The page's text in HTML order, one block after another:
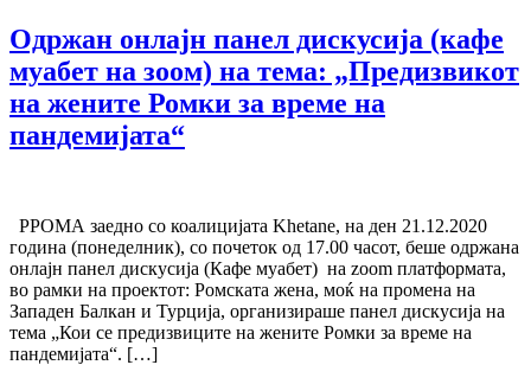
Одржан онлајн панел дискусија (кафе
муабет на зоом) на тема: „Предизвикот
на жените Ромки за време на
пандемијата“
РРОМА заедно со коалицијата Khetane, на ден 21.12.2020
година (понеделник), со почеток од 17.00 часот, беше одржана
онлајн панел дискусија (Кафе муабет) на zoom платформата,
во рамки на проектот: Ромската жена, моќ на промена на
Западен Балкан и Турција, организираше панел дискусија на
тема „Кои се предизвиците на жените Ромки за време на
пандемијата“. […]